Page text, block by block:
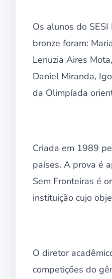
Os alunos do
bronze foram:
Lenuzia Aires
Daniel Miranda,
da Olimpíada
Criada em 1989
países. A prova é
Sem Fronteiras é
instituição cujo
O diretor
competições do